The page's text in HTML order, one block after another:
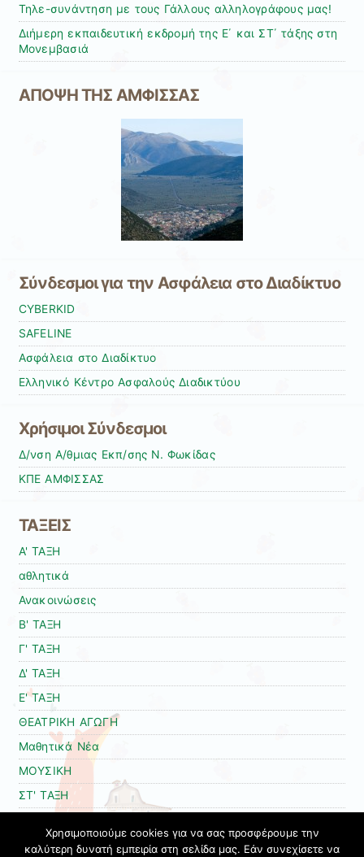
Τηλε-συνάντηση με τους Γάλλους αλληλογράφους μας!
Διήμερη εκπαιδευτική εκδρομή της Ε΄ και ΣΤ΄ τάξης στη
Μονεμβασιά
ΑΠΟΨΗ ΤΗΣ ΑΜΦΙΣΣΑΣ
Σύνδεσμοι για την Ασφάλεια στο Διαδίκτυο
CYBERKID
SAFELINE
Ασφάλεια στο Διαδίκτυο
Ελληνικό Κέντρο Ασφαλούς Διαδικτύου
Χρήσιμοι Σύνδεσμοι
Δ/νση Α/θμιας Εκπ/σης Ν. Φωκίδας
ΚΠΕ ΑΜΦΙΣΣΑΣ
ΤΑΞΕΙΣ
Α' ΤΑΞΗ
αθλητικά
Ανακοινώσεις
Β' ΤΑΞΗ
Γ' ΤΑΞΗ
Δ' ΤΑΞΗ
Ε' ΤΑΞΗ
ΘΕΑΤΡΙΚΗ ΑΓΩΓΗ
Μαθητικά Νέα
ΜΟΥΣΙΚΗ
ΣΤ' ΤΑΞΗ
Το σχολείο μας
Χρησιμοποιούμε cookies για να σας προσφέρουμε την
καλύτερη δυνατή εμπειρία στη σελίδα μας. Εάν συνεχίσετε να